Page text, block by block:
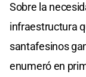
Sobre la
infraestructura
santafesinos
enumeró en